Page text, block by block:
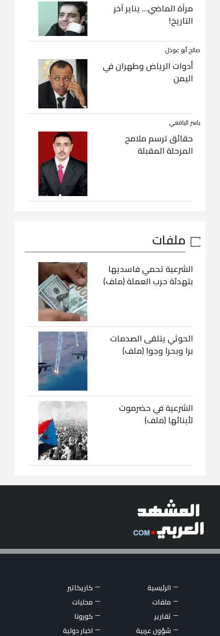
مرآة الماضي… يناير آخر
التاريخ!
صالح أبو عوذل
أدوات الرياض وطهران في
اليمن
ياسر اليافعي
حقائق ترسم ملامح
المرحلة المقبلة
ملفات
الشرعية تحمي فاسديها
بتهدئة حرب العملة (ملف)
الحوثي يتلقى الصدمات
برا وبحرا وجوا (ملف)
الشرعية في حضرموت
لأبنائها (ملف)
الرئيسية
كاريكاتير
ملفات
محليات
تقارير
كورونا
شؤون عربية
اخبار دولية